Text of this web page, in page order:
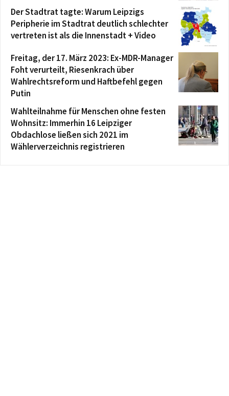
Der Stadtrat tagte: Warum Leipzigs
Peripherie im Stadtrat deutlich schlechter
vertreten ist als die Innenstadt + Video
Freitag, der 17. März 2023: Ex-MDR-Manager
Foht verurteilt, Riesenkrach über
Wahlrechtsreform und Haftbefehl gegen
Putin
Wahlteilnahme für Menschen ohne festen
Wohnsitz: Immerhin 16 Leipziger
Obdachlose ließen sich 2021 im
Wählerverzeichnis registrieren